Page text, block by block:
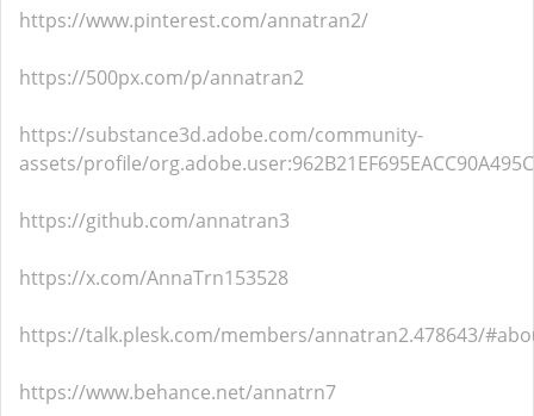
https://www.pinterest.com/annatran2/
https://500px.com/p/annatran2
https://substance3d.adobe.com/community-
assets/profile/
https://github.com/annatran3
https://x.com/AnnaTrn153528
https://talk.plesk.com/members/annatran2.478643/
https://www.behance.net/annatrn7